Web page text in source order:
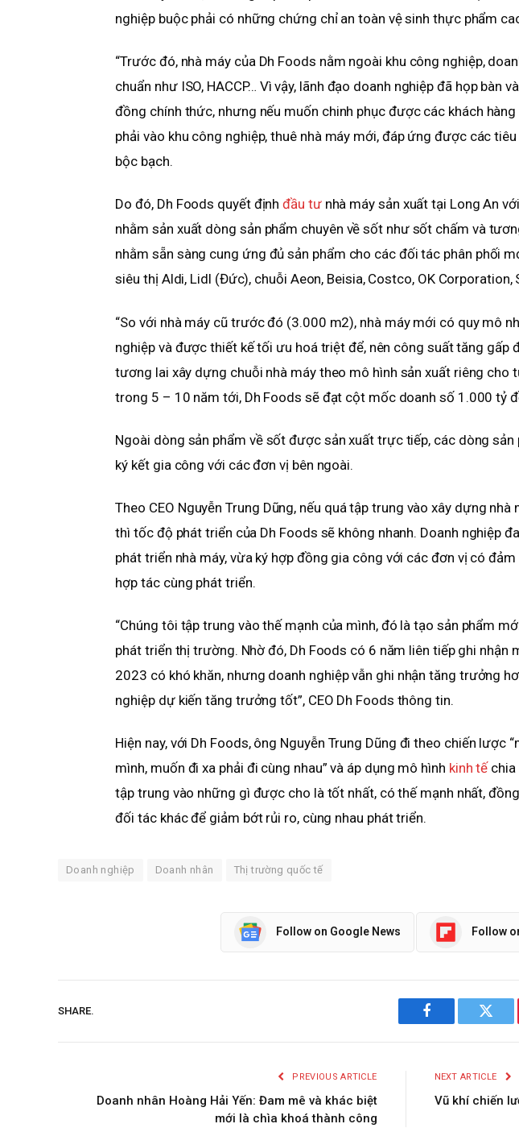
nghiệp buộc phải có những chứng chỉ an toàn vệ sinh thực phẩm
“Trước đó, nhà máy của Dh Foods nằm ngoài khu công nghiệp,
chuẩn như ISO, HACCP… Vì vậy, lãnh đạo doanh nghiệp đã họp bàn
đồng chính thức, nhưng nếu muốn chinh phục được các khách
phải vào khu công nghiệp, thuê nhà máy mới, đáp ứng được các
bộc bạch.
Do đó, Dh Foods quyết địnhđầu tưnhà máy sản xuất tại Long An
nhằm sản xuất dòng sản phẩm chuyên về sốt như sốt chấm và
nhằm sẵn sàng cung ứng đủ sản phẩm cho các đối tác phân phối
siêu thị Aldi, Lidl (Đức), chuỗi Aeon, Beisia, Costco, OK Corporation,
“So với nhà máy cũ trước đó (3.000 m2), nhà máy mới có quy mô
nghiệp và được thiết kế tối ưu hoá triệt để, nên công suất tăng gấp
tương lai xây dựng chuỗi nhà máy theo mô hình sản xuất riêng cho
trong 5 – 10 năm tới, Dh Foods sẽ đạt cột mốc doanh số 1.000 tỷ
Ngoài dòng sản phẩm về sốt được sản xuất trực tiếp, các dòng
ký kết gia công với các đơn vị bên ngoài.
Theo CEO Nguyễn Trung Dũng, nếu quá tập trung vào xây dựng
thì tốc độ phát triển của Dh Foods sẽ không nhanh. Doanh nghiệp
phát triển nhà máy, vừa ký hợp đồng gia công với các đơn vị có
hợp tác cùng phát triển.
“Chúng tôi tập trung vào thế mạnh của mình, đó là tạo sản phẩm
phát triển thị trường. Nhờ đó, Dh Foods có 6 năm liên tiếp ghi nhận
2023 có khó khăn, nhưng doanh nghiệp vẫn ghi nhận tăng trưởng
nghiệp dự kiến tăng trưởng tốt”, CEO Dh Foods thông tin.
Hiện nay, với Dh Foods, ông Nguyễn Trung Dũng đi theo chiến lược
mình, muốn đi xa phải đi cùng nhau” và áp dụng mô hình kinh tếchia
tập trung vào những gì được cho là tốt nhất, có thế mạnh nhất,
đối tác khác để giảm bớt rủi ro, cùng nhau phát triển.
Doanh nghiệp Doanh nhân Thị trường quốc tế
Follow on Google News Follow
SHARE.
Facebook
PREVIOUS ARTICLE
Doanh nhân Hoàng Hải Yến: Đam mê và khác biệt
mới là chìa khoá thành công
NEXT ARTICLE
Vũ khí chiến